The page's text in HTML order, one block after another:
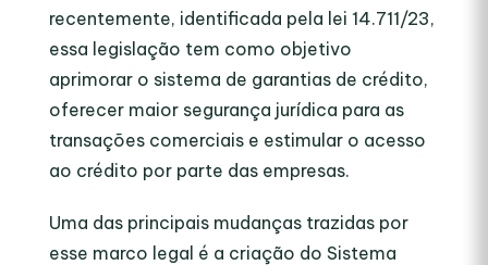
recentemente, identificada pela lei 14.711/23,
essa legislação tem como objetivo
aprimorar o sistema de garantias de crédito,
oferecer maior segurança jurídica para as
transações comerciais e estimular o acesso
ao crédito por parte das empresas.
Uma das principais mudanças trazidas por
esse marco legal é a criação do Sistema